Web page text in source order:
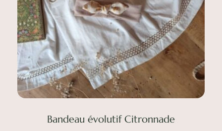
choisies
sur
la
page
du
produit
Bandeau évolutif Citronnade